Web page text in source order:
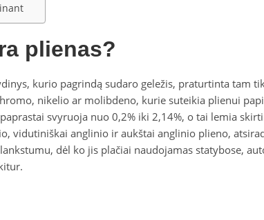
plienas?
kurio pagrindą sudaro geležis, praturtinta tam
nikelio ar molibdeno, kurie suteikia plienui
svyruoja nuo 0,2% iki 2,14%, o tai lemia
vidutiniškai anglinio ir aukštai anglinio plieno,
dėl ko jis plačiai naudojamas statybose,